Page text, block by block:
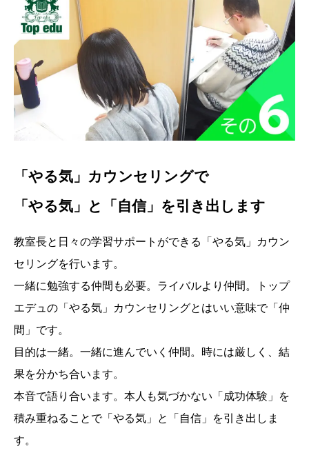
「やる気」カウンセリングで
「やる気」と「自信」を引き出します
教室長と日々の学習サポートができる「やる気」カウン
セリングを行います。
一緒に勉強する仲間も必要。ライバルより仲間。トップ
エデュの「やる気」カウンセリングとはいい意味で「仲
間」です。
目的は一緒。一緒に進んでいく仲間。時には厳しく、結
果を分かち合います。
本音で語り合います。本人も気づかない「成功体験」を
積み重ねることで「やる気」と「自信」を引き出しま
す。